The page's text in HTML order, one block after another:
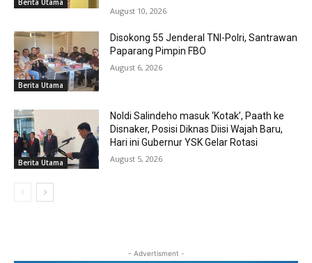
August 10, 2026
Berita Utama
Disokong 55 Jenderal TNI-Polri, Santrawan
Paparang Pimpin FBO
August 6, 2026
Berita Utama
Noldi Salindeho masuk ‘Kotak’, Paath ke
Disnaker, Posisi Diknas Diisi Wajah Baru,
Hari ini Gubernur YSK Gelar Rotasi
August 5, 2026
- Advertisment -